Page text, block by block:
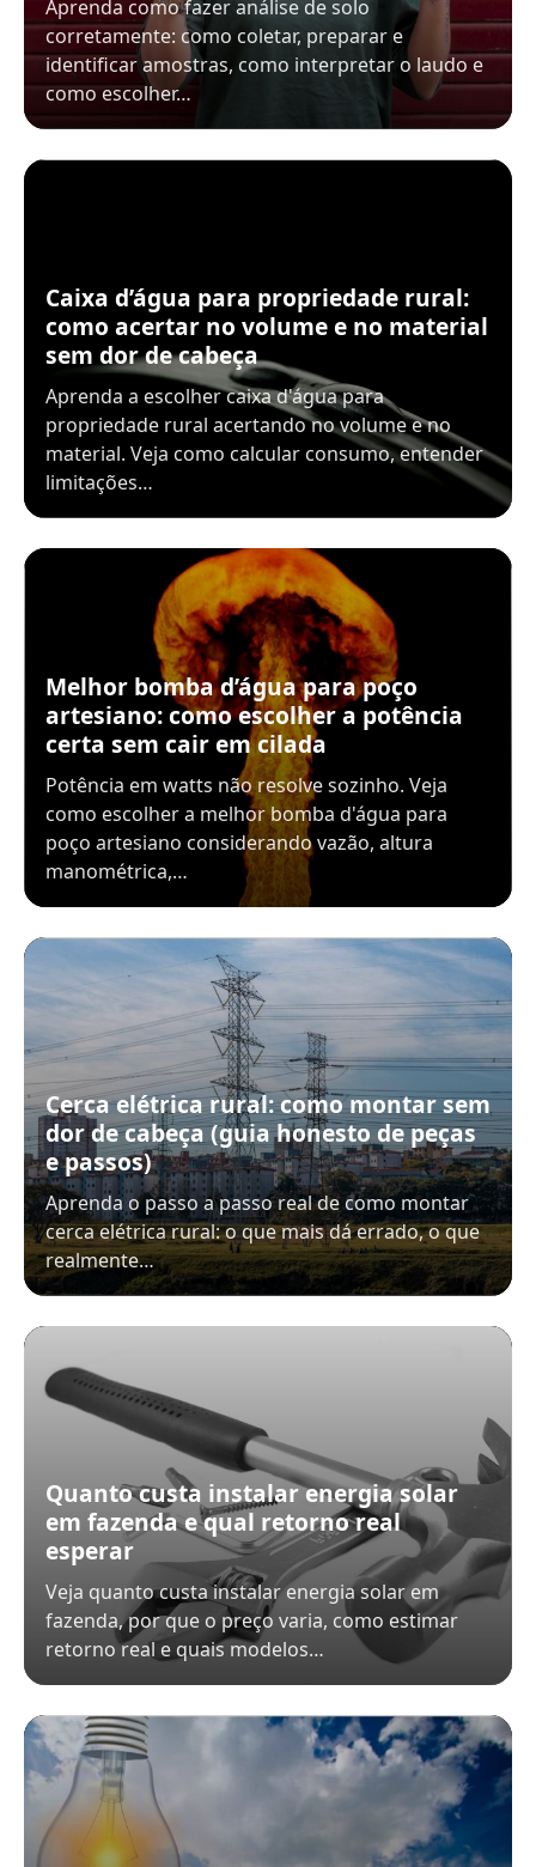
Aprenda como fazer análise de solo
corretamente: como coletar, preparar e
identificar amostras, como interpretar o laudo e
como escolher…
Caixa d’água para propriedade rural:
como acertar no volume e no material
sem dor de cabeça
Aprenda a escolher caixa d'água para
propriedade rural acertando no volume e no
material. Veja como calcular consumo, entender
limitações…
Melhor bomba d’água para poço
artesiano: como escolher a potência
certa sem cair em cilada
Potência em watts não resolve sozinho. Veja
como escolher a melhor bomba d'água para
poço artesiano considerando vazão, altura
manométrica,…
Cerca elétrica rural: como montar sem
dor de cabeça (guia honesto de peças
e passos)
Aprenda o passo a passo real de como montar
cerca elétrica rural: o que mais dá errado, o que
realmente…
Quanto custa instalar energia solar
em fazenda e qual retorno real
esperar
Veja quanto custa instalar energia solar em
fazenda, por que o preço varia, como estimar
retorno real e quais modelos…